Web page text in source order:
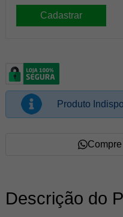
Produto
Descrição do